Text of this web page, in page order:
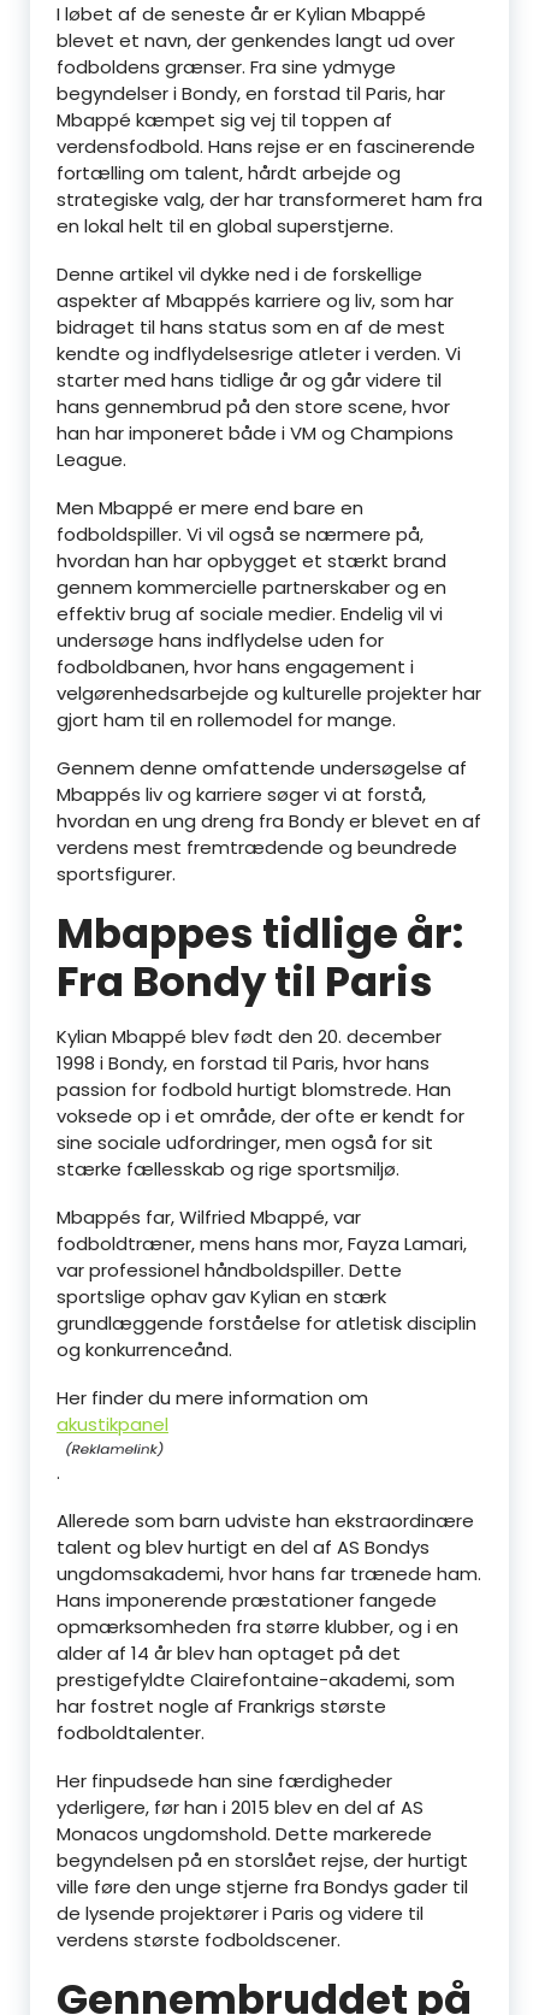
I løbet af de seneste år er Kylian Mbappé
blevet et navn, der genkendes langt ud over
fodboldens grænser. Fra sine ydmyge
begyndelser i Bondy, en forstad til Paris, har
Mbappé kæmpet sig vej til toppen af
verdensfodbold. Hans rejse er en fascinerende
fortælling om talent, hårdt arbejde og
strategiske valg, der har transformeret ham fra
en lokal helt til en global superstjerne.
Denne artikel vil dykke ned i de forskellige
aspekter af Mbappés karriere og liv, som har
bidraget til hans status som en af de mest
kendte og indflydelsesrige atleter i verden. Vi
starter med hans tidlige år og går videre til
hans gennembrud på den store scene, hvor
han har imponeret både i VM og Champions
League.
Men Mbappé er mere end bare en
fodboldspiller. Vi vil også se nærmere på,
hvordan han har opbygget et stærkt brand
gennem kommercielle partnerskaber og en
effektiv brug af sociale medier. Endelig vil vi
undersøge hans indflydelse uden for
fodboldbanen, hvor hans engagement i
velgørenhedsarbejde og kulturelle projekter har
gjort ham til en rollemodel for mange.
Gennem denne omfattende undersøgelse af
Mbappés liv og karriere søger vi at forstå,
hvordan en ung dreng fra Bondy er blevet en af
verdens mest fremtrædende og beundrede
sportsfigurer.
Mbappes tidlige år:
Fra Bondy til Paris
Kylian Mbappé blev født den 20. december
1998 i Bondy, en forstad til Paris, hvor hans
passion for fodbold hurtigt blomstrede. Han
voksede op i et område, der ofte er kendt for
sine sociale udfordringer, men også for sit
stærke fællesskab og rige sportsmiljø.
Mbappés far, Wilfried Mbappé, var
fodboldtræner, mens hans mor, Fayza Lamari,
var professionel håndboldspiller. Dette
sportslige ophav gav Kylian en stærk
grundlæggende forståelse for atletisk disciplin
og konkurrenceånd.
Her finder du mere information om
akustikpanel
.
Allerede som barn udviste han ekstraordinære
talent og blev hurtigt en del af AS Bondys
ungdomsakademi, hvor hans far trænede ham.
Hans imponerende præstationer fangede
opmærksomheden fra større klubber, og i en
alder af 14 år blev han optaget på det
prestigefyldte Clairefontaine-akademi, som
har fostret nogle af Frankrigs største
fodboldtalenter.
Her finpudsede han sine færdigheder
yderligere, før han i 2015 blev en del af AS
Monacos ungdomshold. Dette markerede
begyndelsen på en storslået rejse, der hurtigt
ville føre den unge stjerne fra Bondys gader til
de lysende projektører i Paris og videre til
verdens største fodboldscener.
Gennembruddet på